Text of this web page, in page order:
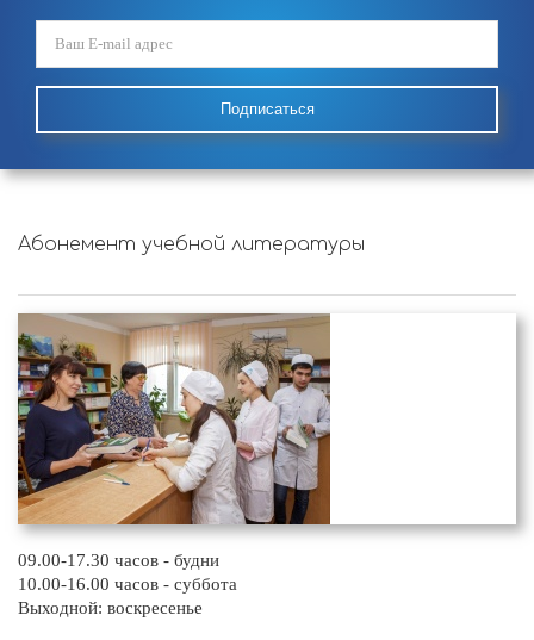
Подписаться
Абонемент учебной литературы
09.00-17.30 часов - будни
10.00-16.00 часов - суббота
Выходной: воскресенье